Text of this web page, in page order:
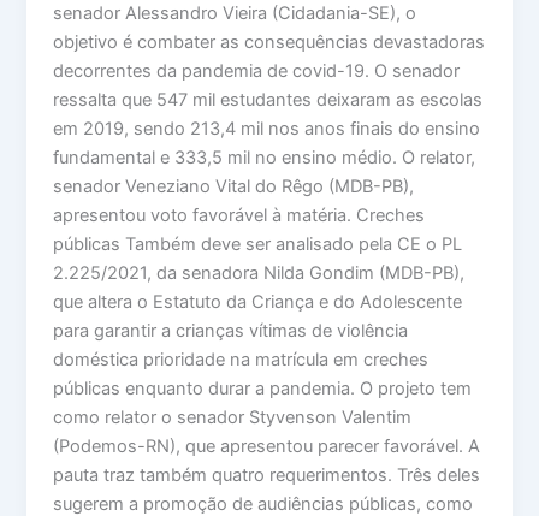
senador Alessandro Vieira (Cidadania-SE), o
objetivo é combater as consequências devastadoras
decorrentes da pandemia de covid-19. O senador
ressalta que 547 mil estudantes deixaram as escolas
em 2019, sendo 213,4 mil nos anos finais do ensino
fundamental e 333,5 mil no ensino médio. O relator,
senador Veneziano Vital do Rêgo (MDB-PB),
apresentou voto favorável à matéria. Creches
públicas Também deve ser analisado pela CE o PL
2.225/2021, da senadora Nilda Gondim (MDB-PB),
que altera o Estatuto da Criança e do Adolescente
para garantir a crianças vítimas de violência
doméstica prioridade na matrícula em creches
públicas enquanto durar a pandemia. O projeto tem
como relator o senador Styvenson Valentim
(Podemos-RN), que apresentou parecer favorável. A
pauta traz também quatro requerimentos. Três deles
sugerem a promoção de audiências públicas, como